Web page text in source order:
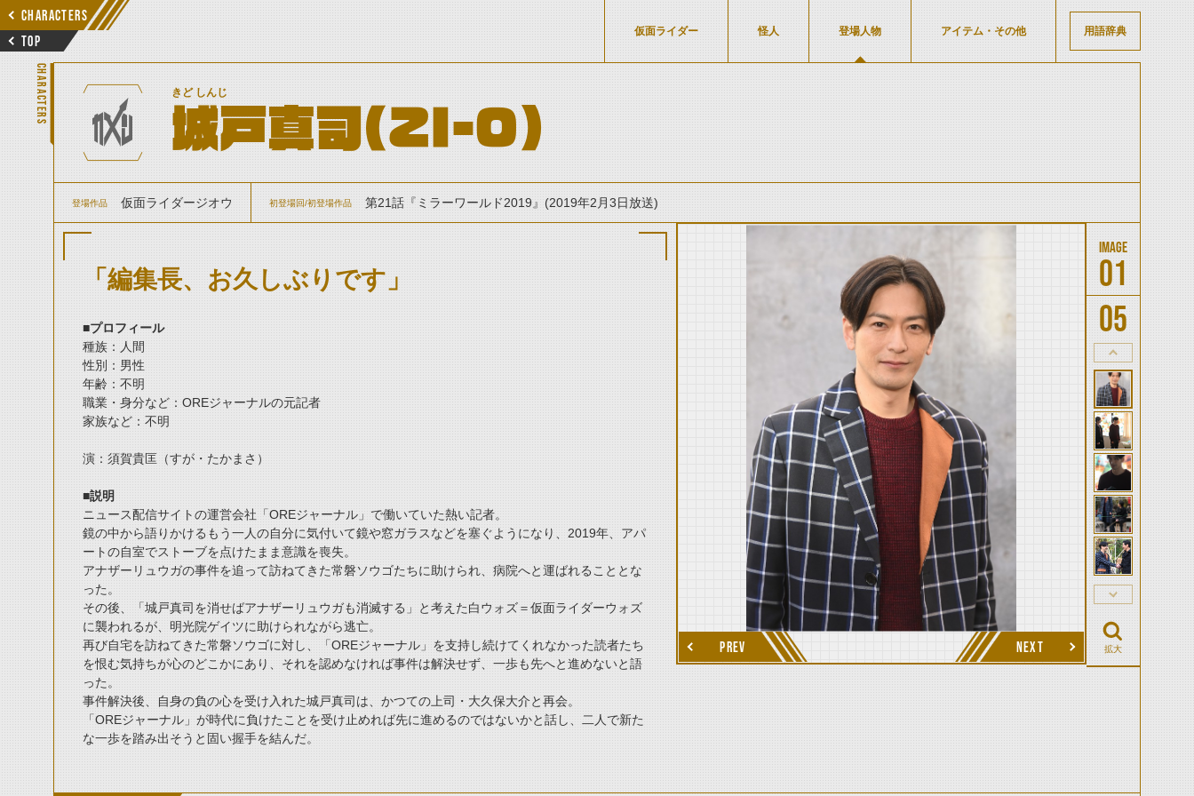
CHARACTERS
TOP
仮面ライダー 怪人 登場人物 アイテム・その他 用語辞典
CHARACTERS きど しんじ
城戸真司(ZI-O)
登場作品 仮面ライダージオウ 初登場回/初登場作品 第21話『ミラーワールド2019』(2019年2月3日放送)
「編集長、お久しぶりです」
■プロフィール
種族：人間
性別：男性
年齢：不明
職業・身分など：OREジャーナルの元記者
家族など：不明
演：須賀貴匡（すが・たかまさ）
■説明
ニュース配信サイトの運営会社「OREジャーナル」で働いていた熱い記者。
鏡の中から語りかけるもう一人の自分に気付いて鏡や窓ガラスなどを塞ぐようになり、2019年、アパ
ートの自室でストーブを点けたまま意識を喪失。
アナザーリュウガの事件を追って訪ねてきた常磐ソウゴたちに助けられ、病院へと運ばれることとな
った。
その後、「城戸真司を消せばアナザーリュウガも消滅する」と考えた白ウォズ＝仮面ライダーウォズ
に襲われるが、明光院ゲイツに助けられながら逃亡。
再び自宅を訪ねてきた常磐ソウゴに対し、「OREジャーナル」を支持し続けてくれなかった読者たち
を恨む気持ちが心のどこかにあり、それを認めなければ事件は解決せず、一歩も先へと進めないと語
った。
事件解決後、自身の負の心を受け入れた城戸真司は、かつての上司・大久保大介と再会。
「OREジャーナル」が時代に負けたことを受け止めれば先に進めるのではないかと話し、二人で新た
な一歩を踏み出そうと固い握手を結んだ。
PREV NEXT
01
05
拡大